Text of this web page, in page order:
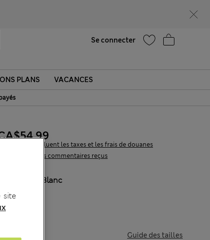
Se connecter
PLANS VACANCES
32 les commentaires reçus
Tous les prix incluent les taxes et les frais de douanes
Blanc
Guide des tailles
site